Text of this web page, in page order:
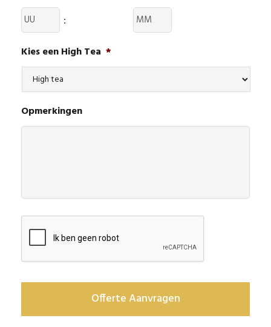
:
Kies een High Tea *
Opmerkingen
Validatie